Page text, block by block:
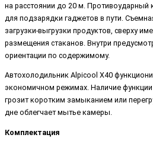
на расстоянии до 20 м. Противоударный
для подзарядки гаджетов в пути.
загрузки-выгрузки продуктов, сверху
размещения стаканов. Внутри
ориентации по содержимому.
Автохолодильник Alpicool X40
экономичном режимах. Наличие
грозит коротким замыканием или
дне облегчает мытье камеры.
Комплектация